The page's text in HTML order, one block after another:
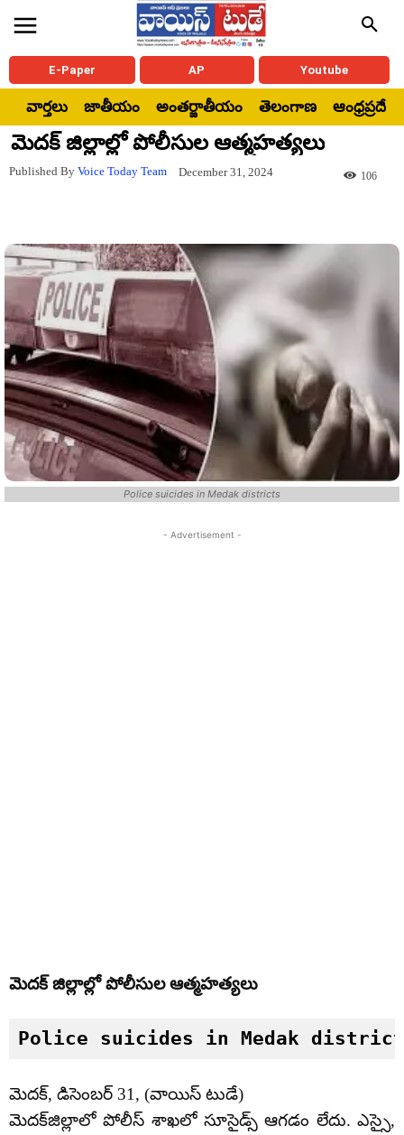
E-Paper AP Youtube
వార్తలు జాతీయం అంతర్జాతీయం తెలంగాణ ఆంధ్రప్రదేశ్
మెదక్ జిల్లాల్లో పోలీసుల ఆత్మహత్యలు
Published By Voice Today Team December 31, 2024 106
Police suicides in Medak districts
- Advertisement -
మెదక్ జిల్లాల్లో పోలీసుల ఆత్మహత్యలు
Police suicides in Medak
మెదక్, డిసెంబర్ 31, (వాయిస్ టుడే)
మెదక్‌జిల్లాలో పోలీస్‌ శాఖలో సూసైడ్స్‌ ఆగడం లేదు. ఎస్సై,